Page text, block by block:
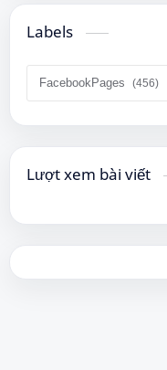
Labels
FacebookPages
Lượt xem bài viết